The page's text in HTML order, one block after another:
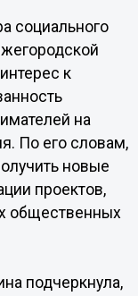
социального
к
на
По его словам,
новые
проектов,
общественных
подчеркнула,